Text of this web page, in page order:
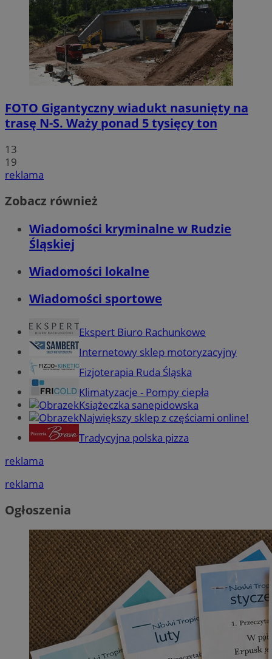
FOTO Gigantyczny wiadukt nasunięty na
trasę N-S. Waży ponad 5 tysięcy ton
13
19
reklama
Zobacz również
Wiadomości kryminalne w Rudzie
Śląskiej
Wiadomości lokalne
Wiadomości sportowe
Ekspert Biuro Rachunkowe
Internetowy sklep motoryzacyjny
Fizjoterapia Ruda Śląska
Klimatyzacje - Pompy ciepła
Książeczka sanepidowska
Największy sklep z częściami online!
Tradycyjna polska pizza
reklama
reklama
Ogłoszenia